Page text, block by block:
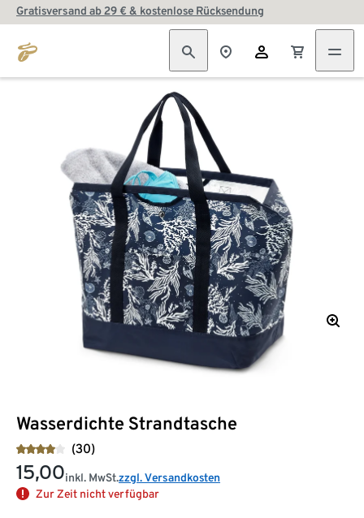
Gratisversand ab 29 € & kostenlose Rücksendung
Wasserdichte Strandtasche
(30)
15,00inkl. MwSt.zzgl. Versandkosten
Zur Zeit nicht verfügbar